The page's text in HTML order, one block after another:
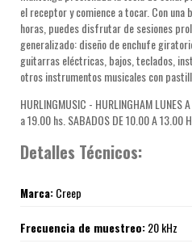
el receptor y comience a tocar. Con
horas, puedes disfrutar de sesiones
generalizado: diseño de enchufe
guitarras eléctricas, bajos, teclados,
otros instrumentos musicales con
HURLINGMUSIC - HURLINGHAM LUNES
a 19.00 hs. SABADOS DE 10.00 A 13.00
Detalles Técnicos:
Marca:Creep
Frecuencia de muestreo:20 kHz